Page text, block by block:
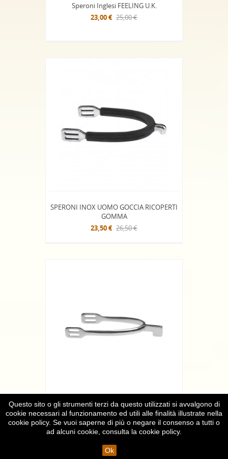
Questo sito o gli strumenti terzi da questo utilizzati si avvalgono di
cookie necessari al funzionamento ed utili alle finalità illustrate nella
cookie policy. Se vuoi saperne di più o negare il consenso a tutti o
ad alcuni cookie, consulta la cookie policy.
Ok
Speroni Inglesi FEELING U.K.
23,00 € 25,00 €
SPERONI INOX UOMO GOCCIA RICOPERTI
GOMMA
23,50 € 26,50 €
SPERONI MARTELLO LADY 15 MM
23,90 €